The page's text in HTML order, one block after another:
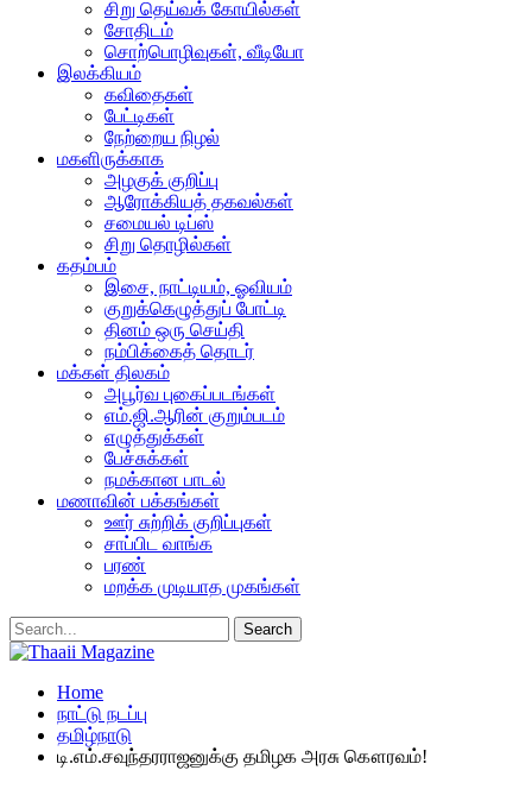
சிறு தெய்வக் கோயில்கள்
சோதிடம்
சொற்பொழிவுகள், வீடியோ
இலக்கியம்
கவிதைகள்
பேட்டிகள்
நேற்றைய நிழல்
மகளிருக்காக
அழகுக் குறிப்பு
ஆரோக்கியத் தகவல்கள்
சமையல் டிப்ஸ்
சிறு தொழில்கள்
கதம்பம்
இசை, நாட்டியம், ஓவியம்
குறுக்கெழுத்துப் போட்டி
தினம் ஒரு செய்தி
நம்பிக்கைத் தொடர்
மக்கள் திலகம்
அபூர்வ புகைப்படங்கள்
எம்.ஜி.ஆரின் குறும்படம்
எழுத்துக்கள்
பேச்சுக்கள்
நமக்கான பாடல்
மணாவின் பக்கங்கள்
ஊர் சுற்றிக் குறிப்புகள்
சாப்பிட வாங்க
பரண்
மறக்க முடியாத முகங்கள்
Home
நாட்டு நடப்பு
தமிழ்நாடு
டி.எம்.சவுந்தரராஜனுக்கு தமிழக அரசு கௌரவம்!